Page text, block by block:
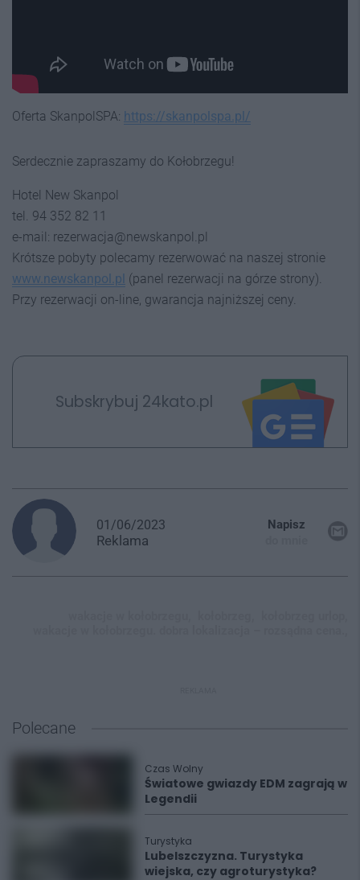
Oferta SkanpolSPA: https://skanpolspa.pl/
Serdecznie zapraszamy do Kołobrzegu!
Hotel New Skanpol
tel. 94 352 82 11
e-mail: rezerwacja@newskanpol.pl
Krótsze pobyty polecamy rezerwować na naszej stronie
www.newskanpol.pl (panel rezerwacji na górze strony).
Przy rezerwacji on-line, gwarancja najniższej ceny.
Subskrybuj 24kato.pl
01/06/2023
Reklama
Napisz
Polecane
Czas Wolny
Światowe gwiazdy EDM zagrają w
Legendii
Turystyka
Lubelszczyzna. Turystyka
wiejska, czy agroturystyka?